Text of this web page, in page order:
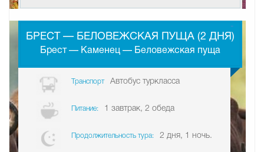
БРЕСТ — БЕЛОВЕЖСКАЯ ПУЩА (2 ДНЯ)
Брест — Каменец — Беловежская пуща
Транспорт Автобус туркласса
Питание: 1 завтрак, 2 обеда
Продолжительность тура: 2 дня, 1 ночь.
-